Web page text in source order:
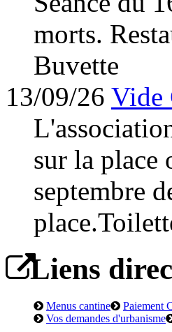
morts.
Buvette
13/09/26 Vide
sur la place
septembre
Liens
Menus cantine Paiement
Vos demandes d'urbanisme